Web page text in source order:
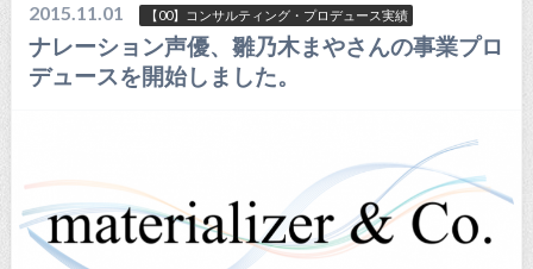
2015.11.01 【00】コンサルティング・プロデュース実績
ナレーション声優、雛乃木まやさんの事業プロ
デュースを開始しました。